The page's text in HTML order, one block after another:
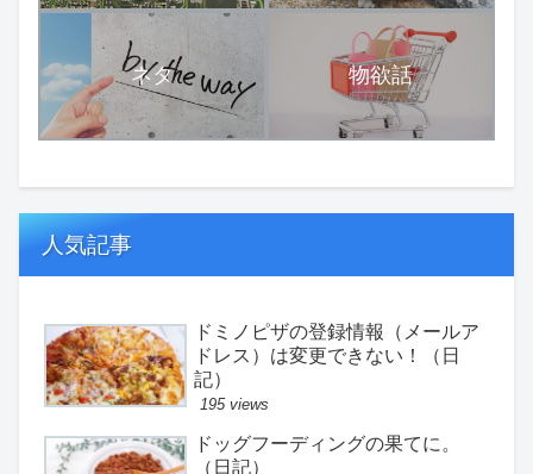
ネタ 物欲話
人気記事
ドミノピザの登録情報（メールア
ドレス）は変更できない！（日
記）
195 views
ドッグフーディングの果てに。
（日記）